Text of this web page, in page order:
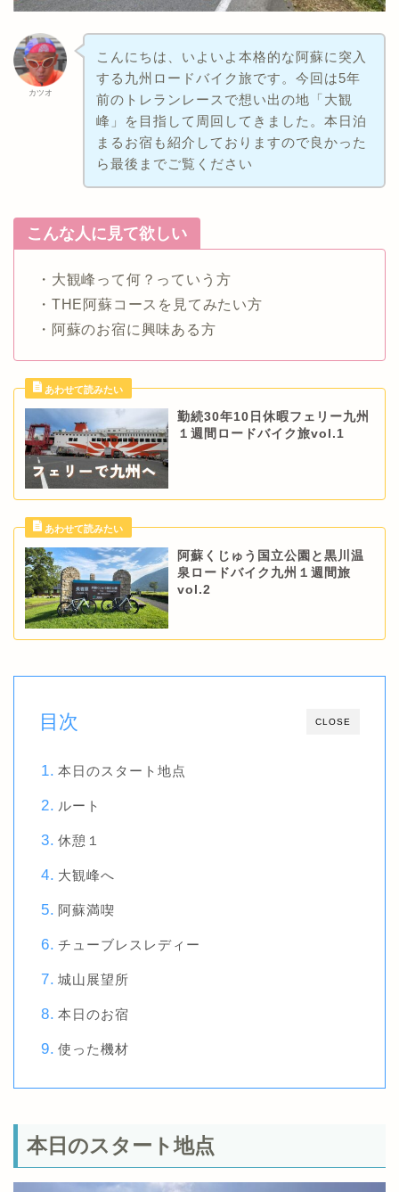
カツオ
こんにちは、いよいよ本格的な阿蘇に突入
する九州ロードバイク旅です。今回は5年
前のトレランレースで想い出の地「大観
峰」を目指して周回してきました。本日泊
まるお宿も紹介しておりますので良かった
ら最後までご覧ください
こんな人に見て欲しい
・大観峰って何？っていう方
・THE阿蘇コースを見てみたい方
・阿蘇のお宿に興味ある方
勤続30年10日休暇フェリー九州
１週間ロードバイク旅vol.1
阿蘇くじゅう国立公園と黒川温
泉ロードバイク九州１週間旅
vol.2
CLOSE
目次
本日のスタート地点
ルート
休憩１
大観峰へ
阿蘇満喫
チューブレスレディー
城山展望所
本日のお宿
使った機材
本日のスタート地点